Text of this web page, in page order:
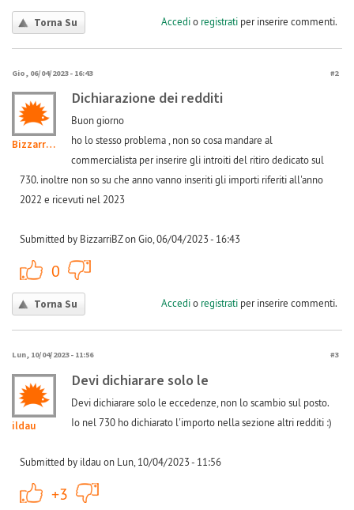
Torna Su Accedio registratiper inserire commenti.
Gio, 06/04/2023 - 16:43 #2
BizzarriBZ
Dichiarazione dei redditi
Buon giorno
ho lo stesso problema , non so cosa mandare al
commercialista per inserire gli introiti del ritiro dedicato sul
730. inoltre non so su che anno vanno inseriti gli importi riferiti all'anno
2022 e ricevuti nel 2023
Submitted by BizzarriBZ on Gio, 06/04/2023 - 16:43
0
Torna Su Accedio registratiper inserire commenti.
Lun, 10/04/2023 - 11:56 #3
ildau
Devi dichiarare solo le
Devi dichiarare solo le eccedenze, non lo scambio sul posto.
Io nel 730 ho dichiarato l'importo nella sezione altri redditi :)
Submitted by ildau on Lun, 10/04/2023 - 11:56
+3